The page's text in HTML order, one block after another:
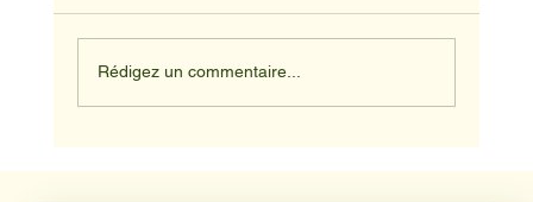
Rédigez un commentaire...